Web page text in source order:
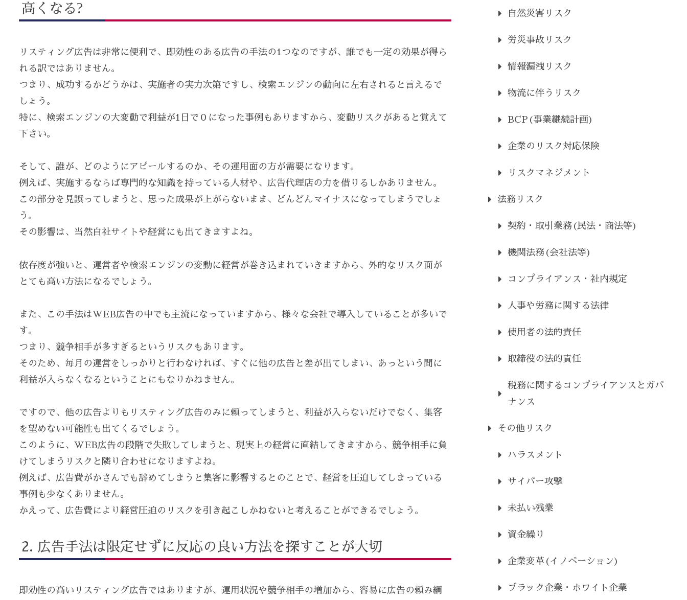
高くなる?
リスティング広告は非常に便利で、即効性のある広告の手法の1つなのですが、誰でも一定の効果が得ら
れる訳ではありません。
つまり、成功するかどうかは、実施者の実力次第ですし、検索エンジンの動向に左右されると言えるで
しょう。
特に、検索エンジンの大変動で利益が1日で０になった事例もありますから、変動リスクがあると覚えて
下さい。
そして、誰が、どのようにアピールするのか、その運用面の方が需要になります。
例えば、実施するならば専門的な知識を持っている人材や、広告代理店の力を借りるしかありません。
この部分を見誤ってしまうと、思った成果が上がらないまま、どんどんマイナスになってしまうでしょ
う。
その影響は、当然自社サイトや経営にも出てきますよね。
依存度が強いと、運営者や検索エンジンの変動に経営が巻き込まれていきますから、外的なリスク面が
とても高い方法になるでしょう。
また、この手法はWEB広告の中でも主流になっていますから、様々な会社で導入していることが多いで
す。
つまり、競争相手が多すぎるというリスクもあります。
そのため、毎月の運営をしっかりと行わなければ、すぐに他の広告と差が出てしまい、あっという間に
利益が入らなくなるということにもなりかねません。
ですので、他の広告よりもリスティング広告のみに頼ってしまうと、利益が入らないだけでなく、集客
を望めない可能性も出てくるでしょう。
このように、WEB広告の段階で失敗してしまうと、現実上の経営に直結してきますから、競争相手に負
けてしまうリスクと隣り合わせになりますよね。
例えば、広告費がかさんでも辞めてしまうと集客に影響するとのことで、経営を圧迫してしまっている
事例も少なくありません。
かえって、広告費により経営圧迫のリスクを引き起こしかねないと考えることができるでしょう。
広告手法は限定せずに反応の良い方法を探すことが大切
即効性の高いリスティング広告ではありますが、運用状況や競争相手の増加から、容易に広告の頼み綱
自然災害リスク
労災事故リスク
情報漏洩リスク
物流に伴うリスク
BCP(事業継続計画)
企業のリスク対応保険
リスクマネジメント
法務リスク
契約・取引業務(民法・商法等)
機関法務(会社法等)
コンプライアンス・社内規定
人事や労務に関する法律
使用者の法的責任
取締役の法的責任
税務に関するコンプライアンスとガバ
ナンス
その他リスク
ハラスメント
サイバー攻撃
未払い残業
資金繰り
企業変革(イノベーション)
ブラック企業・ホワイト企業